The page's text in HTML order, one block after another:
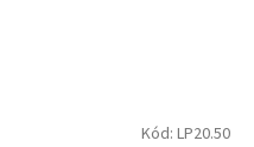
Kód: LP20.50